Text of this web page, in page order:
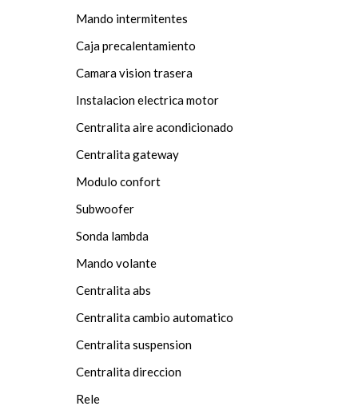
Mando intermitentes
Caja precalentamiento
Camara vision trasera
Instalacion electrica motor
Centralita aire acondicionado
Centralita gateway
Modulo confort
Subwoofer
Sonda lambda
Mando volante
Centralita abs
Centralita cambio automatico
Centralita suspension
Centralita direccion
Rele